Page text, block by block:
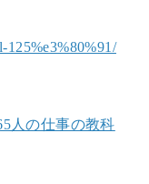
125%e3%80%91/
人の仕事の教科